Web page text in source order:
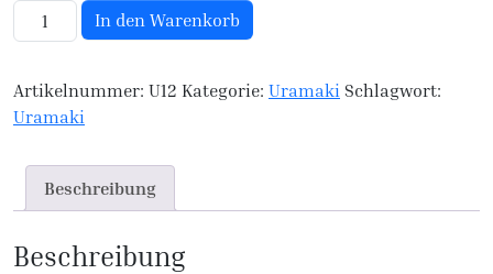
U12. Phili Ebi Avocado Uramaki Menge
In den Warenkorb
Artikelnummer: U12 Kategorie: Uramaki Schlagwort:
Uramaki
Beschreibung
Beschreibung